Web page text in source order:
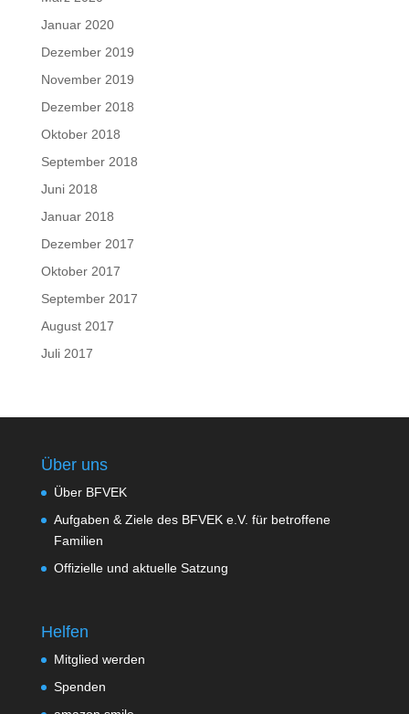
Januar 2020
Dezember 2019
November 2019
Dezember 2018
Oktober 2018
September 2018
Juni 2018
Januar 2018
Dezember 2017
Oktober 2017
September 2017
August 2017
Juli 2017
Über uns
Über BFVEK
Aufgaben & Ziele des BFVEK e.V. für betroffene
Familien
Offizielle und aktuelle Satzung
Helfen
Mitglied werden
Spenden